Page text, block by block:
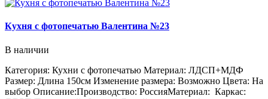
Кухня с фотопечатью Валентина №23
В наличии
Категория: Кухни с фотопечатью Материал: ЛДСП+МДФ
Размер: Длина 150см Изменение размера: Возможно Цвета: На
выбор Описание:Производство: РоссияМатериал: Каркас: